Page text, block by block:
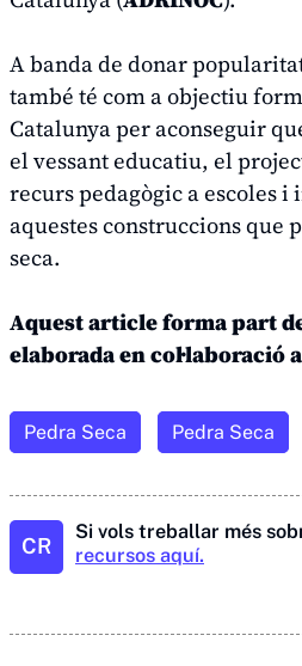
A banda de donar
també té com a objectiu
Catalunya per aconseguir
el vessant educatiu, el
recurs pedagògic a escoles
aquestes construccions que
seca.
Aquest article forma part
elaborada en col·laboració
Pedra Seca Pedra Seca
CR
Si vols treballar més
recursos aquí.